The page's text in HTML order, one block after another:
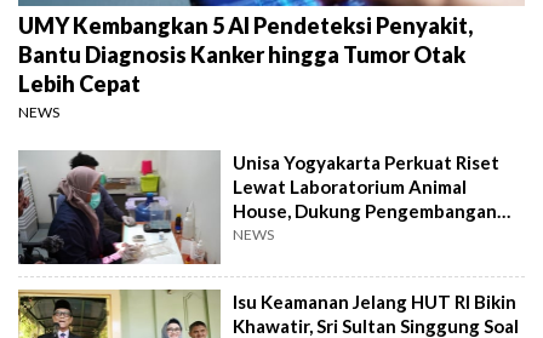
UMY Kembangkan 5 AI Pendeteksi Penyakit,
Bantu Diagnosis Kanker hingga Tumor Otak
Lebih Cepat
NEWS
Unisa Yogyakarta Perkuat Riset
Lewat Laboratorium Animal
House, Dukung Pengembangan
Kandidat Obat
NEWS
Isu Keamanan Jelang HUT RI Bikin
Khawatir, Sri Sultan Singgung Soal